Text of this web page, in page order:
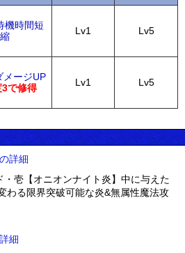
機時間短
縮
Lv1 Lv5
メージUP
で修得
Lv1 Lv5
詳細
壱【オニオンナイト炎】中に与えた
わる限界突破可能な炎&無属性魔法攻
細